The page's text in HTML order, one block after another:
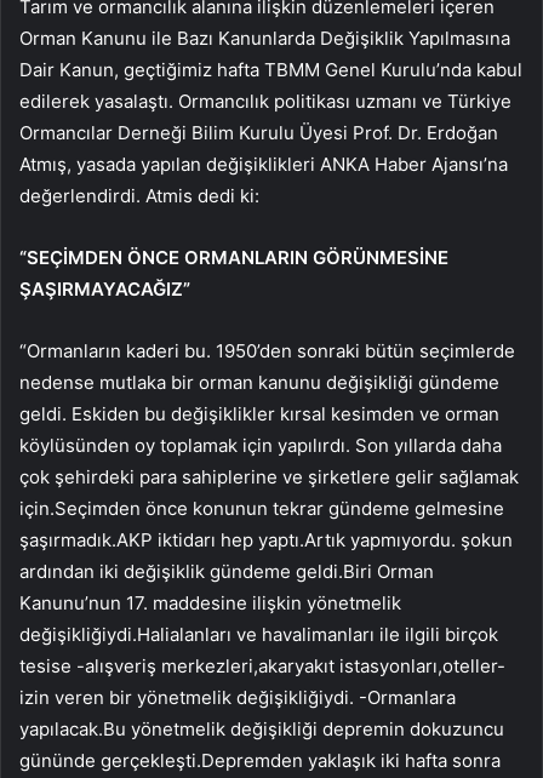
Tarım ve ormancılık alanına ilişkin düzenlemeleri içeren
Orman Kanunu ile Bazı Kanunlarda Değişiklik Yapılmasına
Dair Kanun, geçtiğimiz hafta TBMM Genel Kurulu’nda kabul
edilerek yasalaştı. Ormancılık politikası uzmanı ve Türkiye
Ormancılar Derneği Bilim Kurulu Üyesi Prof. Dr. Erdoğan
Atmış, yasada yapılan değişiklikleri ANKA Haber Ajansı’na
değerlendirdi. Atmis dedi ki:
“SEÇİMDEN ÖNCE ORMANLARIN GÖRÜNMESİNE
ŞAŞIRMAYACAĞIZ”
“Ormanların kaderi bu. 1950’den sonraki bütün seçimlerde
nedense mutlaka bir orman kanunu değişikliği gündeme
geldi. Eskiden bu değişiklikler kırsal kesimden ve orman
köylüsünden oy toplamak için yapılırdı. Son yıllarda daha
çok şehirdeki para sahiplerine ve şirketlere gelir sağlamak
için.Seçimden önce konunun tekrar gündeme gelmesine
şaşırmadık.AKP iktidarı hep yaptı.Artık yapmıyordu. şokun
ardından iki değişiklik gündeme geldi.Biri Orman
Kanunu’nun 17. maddesine ilişkin yönetmelik
değişikliğiydi.Halialanları ve havalimanları ile ilgili birçok
tesise -alışveriş merkezleri,akaryakıt istasyonları,oteller-
izin veren bir yönetmelik değişikliğiydi. -Ormanlara
yapılacak.Bu yönetmelik değişikliği depremin dokuzuncu
gününde gerçekleşti.Depremden yaklaşık iki hafta sonra